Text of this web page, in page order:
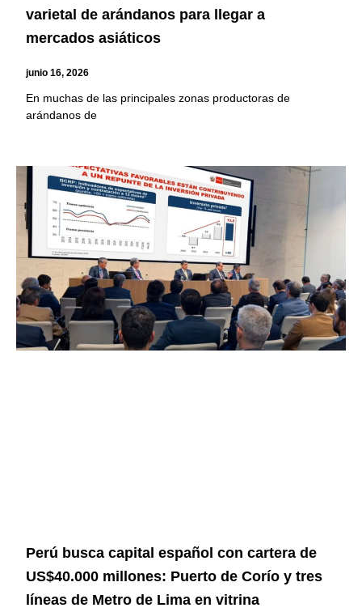
varietal de arándanos para llegar a
mercados asiáticos
junio 16, 2026
En muchas de las principales zonas productoras de
arándanos de
Perú busca capital español con cartera de
US$40.000 millones: Puerto de Corío y tres
líneas de Metro de Lima en vitrina